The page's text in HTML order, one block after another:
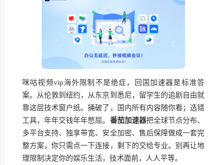
咪咕视频vip海外限制不是绝症，回国加速器是标准答
案。从伦敦到纽约，从东京到悉尼，留学生的追剧自由就
靠这层技术窗户纸。捅破了，国内所有内容随你看；选错
工具，年年交钱年年憋屈。 番茄加速器把全球节点分布、
多平台支持、独享带宽、安全加密、售后保障做成一套完
整方案，你只需点一下连接，剩下的交给专业。别再让地
理限制决定你的娱乐生活，技术面前，人人平等。